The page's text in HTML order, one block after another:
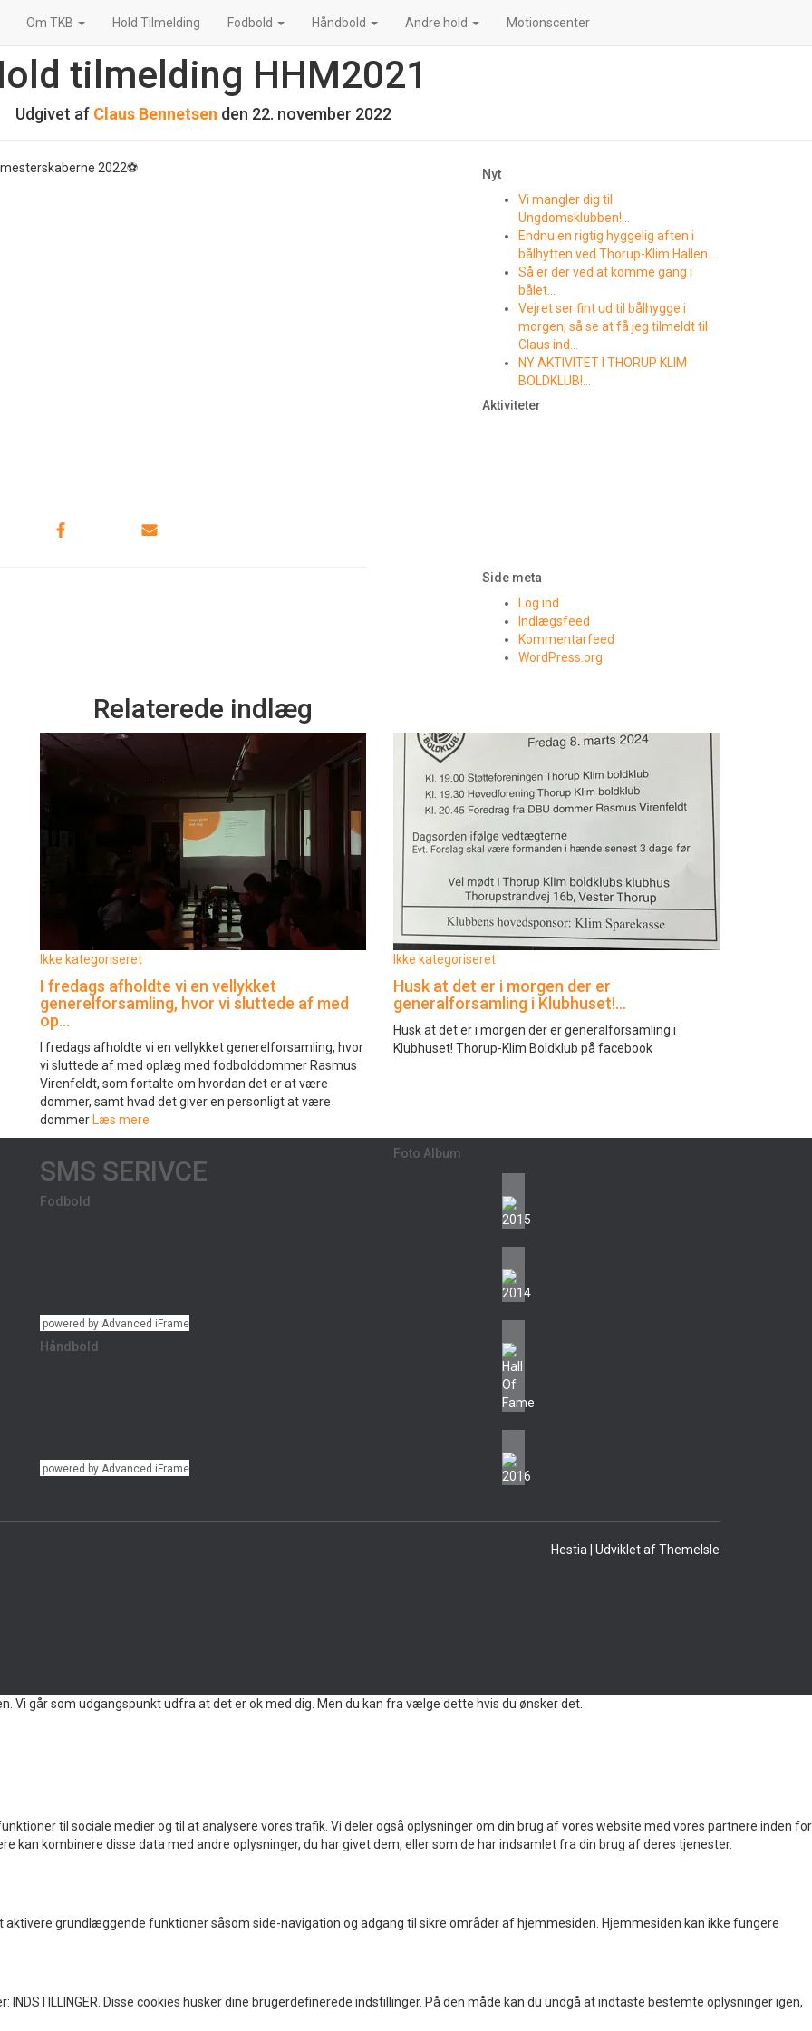
Om TKB Hold Tilmelding Fodbold Håndbold Andre hold Motionscenter
tilmelding HHM2021
Udgivet af Claus Bennetsen den 22. november 2022
2022⚽️
Nyt
Vi mangler dig til
Ungdomsklubben!…
Endnu en rigtig hyggelig aften i
bålhytten ved Thorup-Klim Hallen….
Så er der ved at komme gang i
bålet…
Vejret ser fint ud til bålhygge i
morgen, så se at få jeg tilmeldt til
Claus ind…
NY AKTIVITET I THORUP KLIM
BOLDKLUB!…
Aktiviteter
Side meta
Log ind
Indlægsfeed
Kommentarfeed
WordPress.org
Relaterede indlæg
Ikke kategoriseret
I fredags afholdte vi en vellykket
generelforsamling, hvor vi sluttede af med
op…
I fredags afholdte vi en vellykket generelforsamling, hvor
vi sluttede af med oplæg med fodbolddommer Rasmus
Virenfeldt, som fortalte om hvordan det er at være
dommer, samt hvad det giver en personligt at være
dommer Læs mere
Ikke kategoriseret
Husk at det er i morgen der er
generalforsamling i Klubhuset!…
Husk at det er i morgen der er generalforsamling i
Klubhuset! Thorup-Klim Boldklub på facebook
SMS SERIVCE
Fodbold
powered by Advanced iFrame
Håndbold
powered by Advanced iFrame
Foto Album
Hestia | Udviklet afThemeIsle
Vi går som udgangspunkt udfra at det er ok med dig. Men du kan fra vælge dette hvis du ønsker det.
til sociale medier og til at analysere vores trafik. Vi deler også oplysninger om din brug af vores website med vores partnere inden for
kan kombinere disse data med andre oplysninger, du har givet dem, eller som de har indsamlet fra din brug af deres tjenester.
grundlæggende funktioner såsom side-navigation og adgang til sikre områder af hjemmesiden. Hjemmesiden kan ikke fungere
Disse cookies husker dine brugerdefinerede indstillinger. På den måde kan du undgå at indtaste bestemte oplysninger igen,